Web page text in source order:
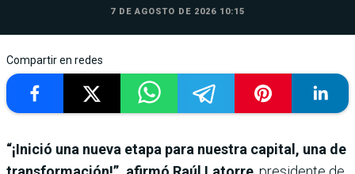
7 DE AGOSTO DE 2026 10:15
Compartir en redes
“¡Inició una nueva etapa para nuestra capital, una de